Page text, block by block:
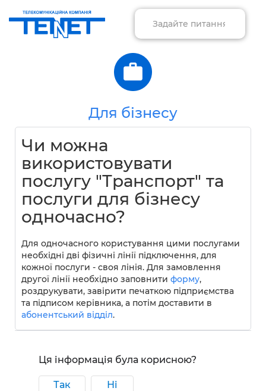
Для бізнесу
Чи можна
використовувати
послугу "Транспорт" та
послуги для бізнесу
одночасно?
Для одночасного користування цими послугами
необхідні дві фізичні лінії підключення, для
кожної послуги - своя лінія. Для замовлення
другої лінії необхідно заповнити форму,
роздрукувати, завірити печаткою підприємства
та підписом керівника, а потім доставити в
абонентський відділ.
Ця інформація була корисною?
Так Ні